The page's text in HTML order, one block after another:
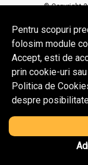
© Copyright
BrowserID:
Pentru scopuri
folosim module
Accept, esti de
prin cookie-uri
Politica de
despre